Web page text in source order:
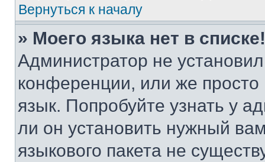
Вернуться к началу
» Моего языка нет в списке!
Администратор не
конференции, или же
язык. Попробуйте узнать у
ли он установить нужный
языкового пакета не